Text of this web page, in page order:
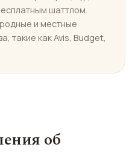
шаттлом.
и местные
такие как Avis, Budget,
об